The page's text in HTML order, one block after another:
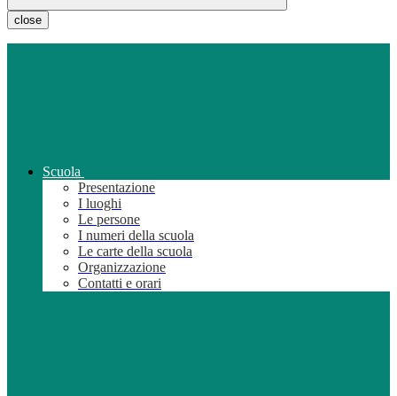
close
Scuola
Presentazione
I luoghi
Le persone
I numeri della scuola
Le carte della scuola
Organizzazione
Contatti e orari